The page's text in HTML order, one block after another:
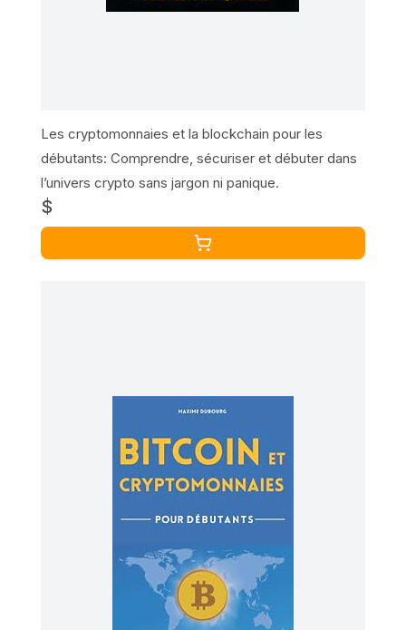
Les cryptomonnaies et la blockchain pour les
débutants: Comprendre, sécuriser et débuter dans
l’univers crypto sans jargon ni panique.
$